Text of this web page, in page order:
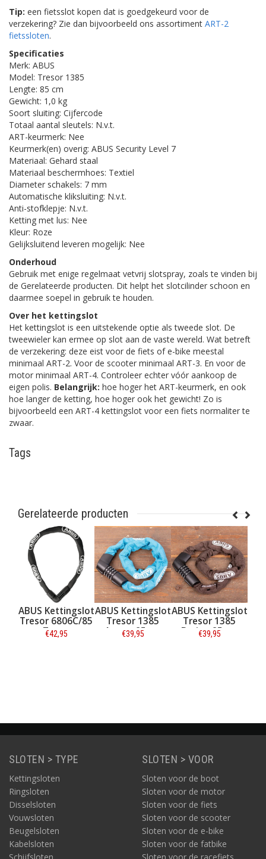
Tip: een fietsslot kopen dat is goedgekeurd voor de
verzekering? Zie dan bijvoorbeeld ons assortiment ART-2
fietssloten.
Specificaties
Merk: ABUS
Model: Tresor 1385
Lengte: 85 cm
Gewicht: 1,0 kg
Soort sluiting: Cijfercode
Totaal aantal sleutels: N.v.t.
ART-keurmerk: Nee
Keurmerk(en) overig: ABUS Security Level 7
Materiaal: Gehard staal
Materiaal beschermhoes: Textiel
Diameter schakels: 7 mm
Automatische kliksluiting: N.v.t.
Anti-stofklepje: N.v.t.
Ketting met lus: Nee
Kleur: Roze
Gelijksluitend leveren mogelijk: Nee
Onderhoud
Gebruik met enige regelmaat vetvrij slotspray, zoals te vinden bij
de Gerelateerde producten. Dit helpt het slotcilinder schoon en
daarmee soepel in gebruik te houden.
Over het kettingslot
Het kettingslot is een uitstekende optie als tweede slot. De
tweewieler kan ermee op slot aan de vaste wereld. Wat betreft
de verzekering: deze eist voor de fiets of e-bike meestal
minimaal ART-2. Voor de scooter minimaal ART-3. En voor de
motor minimaal ART-4. Controleer echter vóór aankoop de
eigen polis. Belangrijk: hoe hoger het ART-keurmerk, en ook
hoe langer de ketting, hoe hoger ook het gewicht! Zo is
bijvoorbeeld een ART-4 kettingslot voor een fiets normaliter te
zwaar.
Tags
Gerelateerde producten
85
ABUS Kettingslot
Tresor 1385
Aqua - 85 cm
€39,95
ABUS Kettingslot
Tresor 1385
Bruin - 85 cm
€39,95
ABUS Slotspray
50 ml
€9,95
SLOTEN > TYPE
Kettingsloten
Ringsloten
Disselsloten
Vouwsloten
Beugelsloten
Kabelsloten
SLOTEN > VOOR
Sloten voor de boot
Sloten voor de motor
Sloten voor de fiets
Sloten voor de scooter
Sloten voor de e-bike
Sloten voor de fatbike